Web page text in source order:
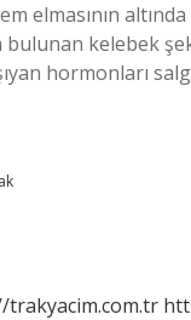
elmasının
kelebek
hormonları
trakyacim.com.tr